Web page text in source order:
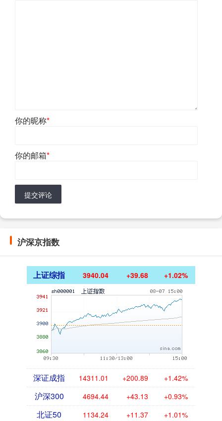
你的昵称*
你的邮箱*
提交评论
沪深京指数
上证综指 3940.04 +39.68 +1.02%
深证成指 14311.01 +200.89 +1.42%
沪深300 4694.44 +43.13 +0.93%
北证50 1134.24 +11.37 +1.01%